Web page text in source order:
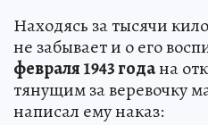
Находясь за тысячи
не забывает и о его
февраля 1943 годана
тянущим за веревочку
написал ему наказ: